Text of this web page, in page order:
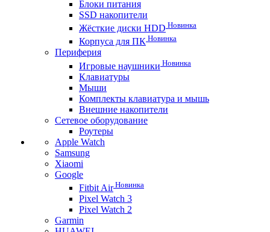
Блоки питания
SSD накопители
Жёсткие диски HDD Новинка
Корпуса для ПК Новинка
Периферия
Игровые наушники Новинка
Клавиатуры
Мыши
Комплекты клавиатура и мышь
Внешние накопители
Сетевое оборудование
Роутеры
Apple Watch
Samsung
Xiaomi
Google
Fitbit AirНовинка
Pixel Watch 3
Pixel Watch 2
Garmin